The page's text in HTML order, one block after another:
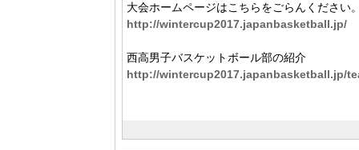
大会ホームページはこちらをごらんください
http://wintercup2017.japanbasketball.jp/
西高男子バスケットボール部の紹介
http://wintercup2017.japanbasketball.jp/